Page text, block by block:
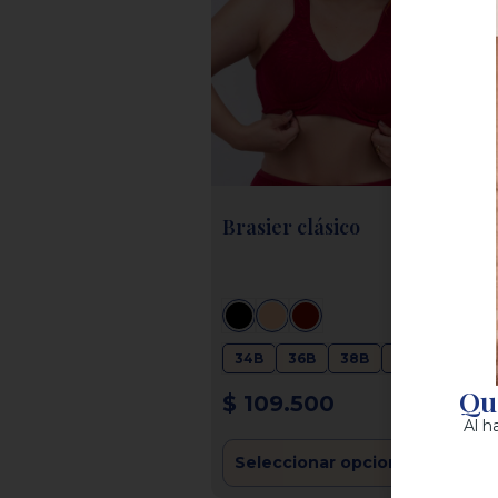
Brasier clásico
34B 36B 38B
$ 109.500
Seleccionar opciones
Al